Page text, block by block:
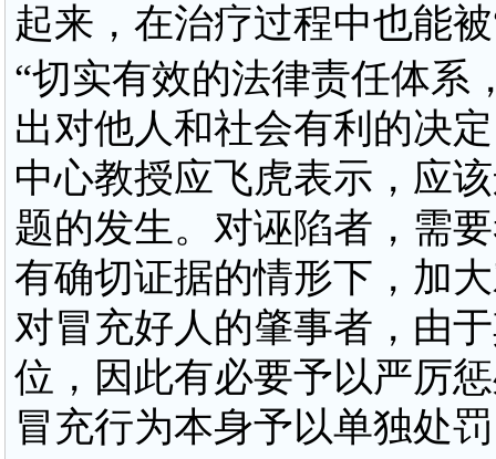
起来，在治疗过程中也能
“切实有效的法律责任体系
出对他人和社会有利的决
中心教授应飞虎表示，应
题的发生。对诬陷者，需
有确切证据的情形下，加
对冒充好人的肇事者，由
位，因此有必要予以严厉
冒充行为本身予以单独处